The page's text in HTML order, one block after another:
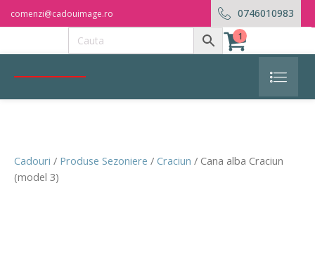
comenzi@cadouimage.ro 0746010983
1
Cadouri / Produse Sezoniere / Craciun / Cana alba Craciun
(model 3)